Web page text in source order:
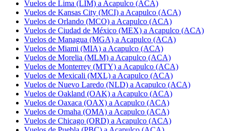
Vuelos de Lima (LIM) a Acapulco (ACA)
Vuelos de Kansas City (MCI) a Acapulco (ACA)
Vuelos de Orlando (MCO) a Acapulco (ACA)
Vuelos de Ciudad de México (MEX) a Acapulco (ACA)
Vuelos de Managua (MGA) a Acapulco (ACA)
Vuelos de Miami (MIA) a Acapulco (ACA)
Vuelos de Morelia (MLM) a Acapulco (ACA)
Vuelos de Monterrey (MTY) a Acapulco (ACA)
Vuelos de Mexicali (MXL) a Acapulco (ACA)
Vuelos de Nuevo Laredo (NLD) a Acapulco (ACA)
Vuelos de Oakland (OAK) a Acapulco (ACA)
Vuelos de Oaxaca (OAX) a Acapulco (ACA)
Vuelos de Omaha (OMA) a Acapulco (ACA)
Vuelos de Chicago (ORD) a Acapulco (ACA)